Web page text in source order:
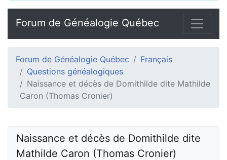
Forum de Généalogie Québec
Forum de Généalogie Québec
Français
Questions généalogiques
Naissance et décès de Domithilde dite Mathilde
Caron (Thomas Cronier)
Naissance et décès de Domithilde dite
Mathilde Caron (Thomas Cronier)